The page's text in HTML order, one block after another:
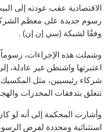
الاقتصادية عقب عودته إلى
رسوم جديدة على معظم الشركاء
وفقًا لشبكة (سي إن إن) .
وشملت هذه الإجراءات،
اعتبرتها واشنطن غير
شركاء رئيسيين، مثل المكسيك
تتعلق بتدفقات المخدرات
وأشارت المحكمة إلى أنه لو
استثنائية ومحددة لفرض